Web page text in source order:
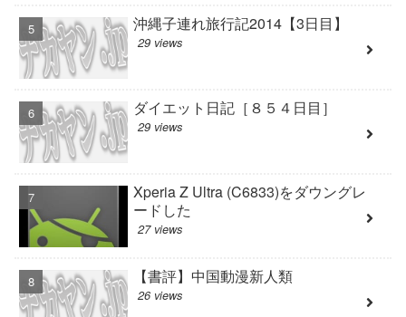
沖縄子連れ旅行記2014【3日目】
29 views
ダイエット日記［８５４日目］
29 views
Xperia Z Ultra (C6833)をダウングレ
ードした
27 views
【書評】中国動漫新人類
26 views